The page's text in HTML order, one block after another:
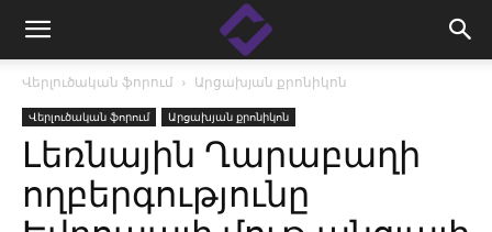
Վերլուծական ֆորում Արցախյան քրոնիկոն
Վերլուծական ֆորում Արցախյան քրոնիկոն
Լեռնային Ղարաբաղի
ողբերգությունը